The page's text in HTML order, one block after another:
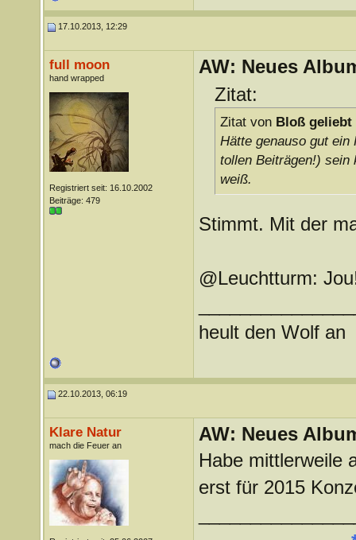
17.10.2013, 12:29
full moon
hand wrapped
Registriert seit: 16.10.2002
Beiträge: 479
AW: Neues
Zitat:
Zitat von Bloß geliebt
Hätte genauso gut ein
tollen Beiträgen!) sein
weiß.
Stimmt. Mit der
@Leuchtturm:
heult den Wolf an
22.10.2013, 06:19
Klare Natur
mach die Feuer an
AW: Neues
Habe mittlerweile
erst für 2015